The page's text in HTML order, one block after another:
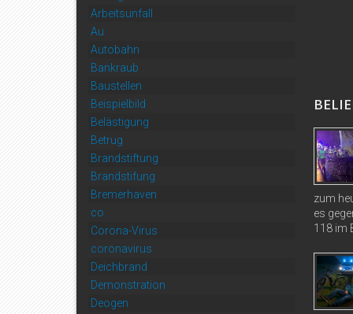
Arbeitsunfall
Au
Autobahn
Bankraub
Baustellen
Beispielbild
Belästigung
Betrug
Brandstiftung
Brandstifung
Bremerhaven
co
Corona-Virus
coronavirus
Deichbrand
Demonstration
Deogen
zum
es
118 im